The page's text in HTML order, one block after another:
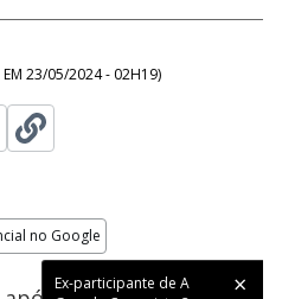
23/05/2024 - 02H19)
no Google
Ex-participante de A